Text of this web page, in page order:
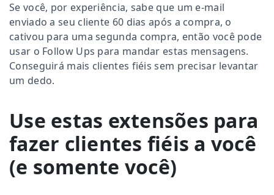
Se você, por experiência, sabe que um e-mail
enviado a seu cliente 60 dias após a compra, o
cativou para uma segunda compra, então você pode
usar o Follow Ups para mandar estas mensagens.
Conseguirá mais clientes fiéis sem precisar levantar
um dedo.
Use estas extensões para
fazer clientes fiéis a você
(e somente você)